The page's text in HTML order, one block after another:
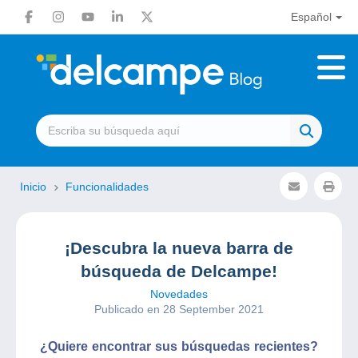
Español
Inicio Funcionalidades
¡Descubra la nueva barra de
búsqueda de Delcampe!
Novedades
Publicado en 28 September 2021
¿Quiere encontrar sus búsquedas recientes?